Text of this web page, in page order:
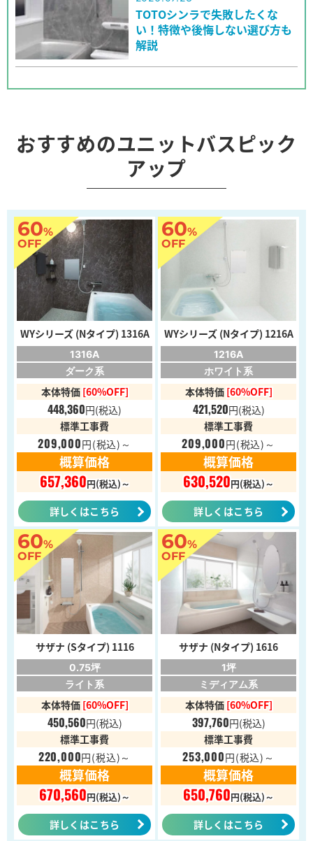
TOTOシンラで失敗したくな
い！特徴や後悔しない選び方も
解説
おすすめのユニットバスピック
アップ
60%
OFF
WYシリーズ (Nタイプ) 1316A
1316A
ダーク系
本体特価 [60%OFF]
448,360円(税込)
標準工事費
209,000円(税込)～
概算価格
657,360円(税込)～
詳しくはこちら
60%
OFF
WYシリーズ (Nタイプ) 1216A
1216A
ホワイト系
本体特価 [60%OFF]
421,520円(税込)
標準工事費
209,000円(税込)～
概算価格
630,520円(税込)～
詳しくはこちら
60%
OFF
サザナ (Sタイプ) 1116
0.75坪
ライト系
本体特価 [60%OFF]
450,560円(税込)
標準工事費
220,000円(税込)～
概算価格
670,560円(税込)～
詳しくはこちら
60%
OFF
サザナ (Nタイプ) 1616
1坪
ミディアム系
本体特価 [60%OFF]
397,760円(税込)
標準工事費
253,000円(税込)～
概算価格
650,760円(税込)～
詳しくはこちら